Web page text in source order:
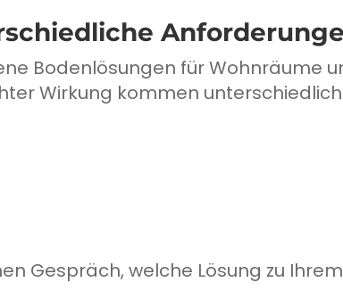
Bodenlösungen für Wohnräume
Wirkung kommen
Gespräch, welche Lösung zu